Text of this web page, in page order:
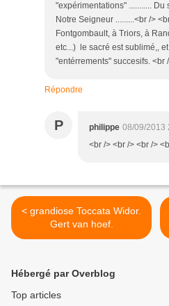
"expérimentations" ...........
Notre Seigneur .........<br />
Fontgombault, à Triors, à
etc...) le sacré est sublimé,,
"entérrements" succesifs. <br
Répondre
P philippe 08/09/2013
<br /> <br /> <br />
< grandiose Toccata Widor.
Gert van hoef.
Hébergé par Overblog
Top articles